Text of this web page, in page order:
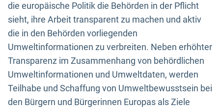
die europäische Politik die Behörden in der Pflicht
sieht, ihre Arbeit transparent zu machen und aktiv
die in den Behörden vorliegenden
Umweltinformationen zu verbreiten. Neben erhöhter
Transparenz im Zusammenhang von behördlichen
Umweltinformationen und Umweltdaten, werden
Teilhabe und Schaffung von Umweltbewusstsein bei
den Bürgern und Bürgerinnen Europas als Ziele